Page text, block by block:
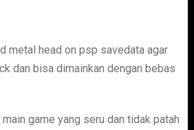
metal head on psp savedata agar
dan bisa dimainkan dengan bebas
game yang seru dan tidak patah